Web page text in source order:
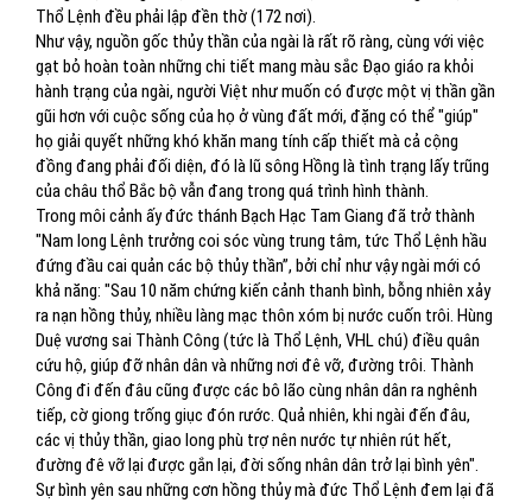
Thổ Lệnh đều phải lập đền thờ (172 nơi).
Như vậy, nguồn gốc thủy thần của ngài là rất rõ ràng, cùng với việc
gạt bỏ hoàn toàn những chi tiết mang màu sắc Đạo giáo ra khỏi
hành trạng của ngài, người Việt như muốn có được một vị thần gần
gũi hơn với cuộc sống của họ ở vùng đất mới, đặng có thể "giúp"
họ giải quyết những khó khăn mang tính cấp thiết mà cả cộng
đồng đang phải đối diện, đó là lũ sông Hồng là tình trạng lấy trũng
của châu thổ Bắc bộ vẫn đang trong quá trình hình thành.
Trong môi cảnh ấy đức thánh Bạch Hạc Tam Giang đã trở thành
"Nam long Lệnh trưởng coi sóc vùng trung tâm, tức Thổ Lệnh hầu
đứng đầu cai quản các bộ thủy thần”, bởi chỉ như vậy ngài mới có
khả năng: "Sau 10 năm chứng kiến cảnh thanh bình, bỗng nhiên xảy
ra nạn hồng thủy, nhiều làng mạc thôn xóm bị nước cuốn trôi. Hùng
Duệ vương sai Thành Công (tức là Thổ Lệnh, VHL chú) điều quân
cứu hộ, giúp đỡ nhân dân và những nơi đê vỡ, đường trôi. Thành
Công đi đến đâu cũng được các bô lão cùng nhân dân ra nghênh
tiếp, cờ giong trống giục đón rước. Quả nhiên, khi ngài đến đâu,
các vị thủy thần, giao long phù trợ nên nước tự nhiên rút hết,
đường đê vỡ lại được gắn lại, đời sống nhân dân trở lại bình yên".
Sự bình yên sau những cơn hồng thủy mà đức Thổ Lệnh đem lại đã